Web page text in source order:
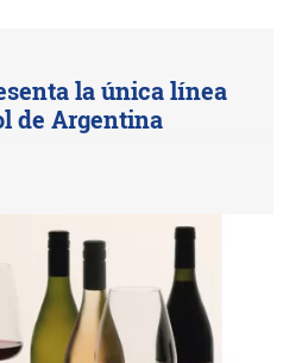
la única línea
de Argentina